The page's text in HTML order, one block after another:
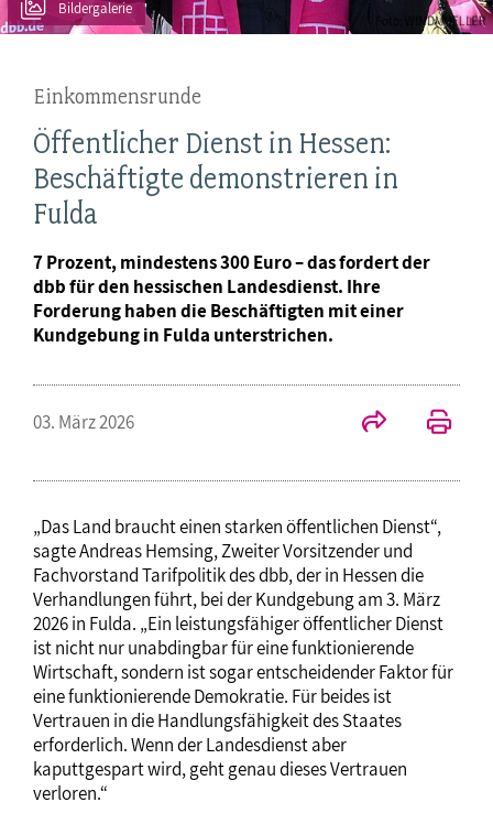
Bildergalerie
Einkommensrunde
Öffentlicher Dienst in Hessen:
Beschäftigte demonstrieren in
Fulda
7 Prozent, mindestens 300 Euro – das fordert der
dbb für den hessischen Landesdienst. Ihre
Forderung haben die Beschäftigten mit einer
Kundgebung in Fulda unterstrichen.
03. März 2026
„Das Land braucht einen starken öffentlichen Dienst“,
sagte Andreas Hemsing, Zweiter Vorsitzender und
Fachvorstand Tarifpolitik des dbb, der in Hessen die
Verhandlungen führt, bei der Kundgebung am 3. März
2026 in Fulda. „Ein leistungsfähiger öffentlicher Dienst
ist nicht nur unabdingbar für eine funktionierende
Wirtschaft, sondern ist sogar entscheidender Faktor für
eine funktionierende Demokratie. Für beides ist
Vertrauen in die Handlungsfähigkeit des Staates
erforderlich. Wenn der Landesdienst aber
kaputtgespart wird, geht genau dieses Vertrauen
verloren.“